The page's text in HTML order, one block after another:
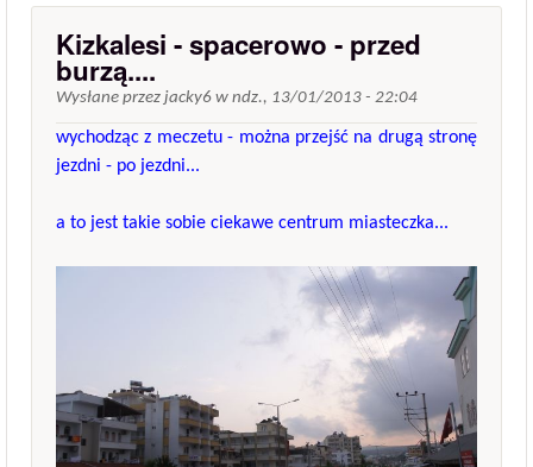
Kizkalesi - spacerowo - przed
burzą....
Wysłane przez jacky6 w ndz., 13/01/2013 - 22:04
wychodząc z meczetu - można przejść na drugą stronę
jezdni - po jezdni...
a to jest takie sobie ciekawe centrum miasteczka...